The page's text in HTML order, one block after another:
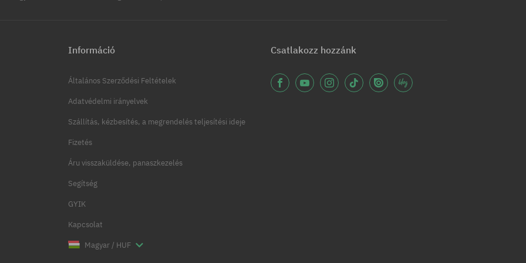
Információ
Általános Szerződési Feltételek
Adatvédelmi irányelvek
Szállítás, kézbesítés, a megrendelés teljesítési ideje
Fizetés
Áru visszaküldése, panaszkezelés
Segítség
GYIK
Kapcsolat
Magyar / HUF
Csatlakozz hozzánk